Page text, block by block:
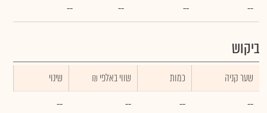
--
--
--
--
ביקוש
שער קניה כמות ₪ שווי באלפי
שינוי
--
--
--
--